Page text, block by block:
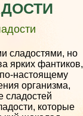
сладостями, но
ярких фантиков,
настоящему
организма,
сладостей
которые